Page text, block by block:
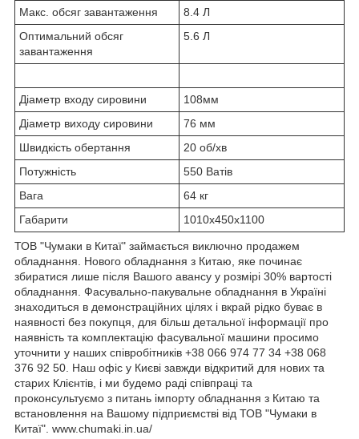
Макс. обсяг завантаження
8.4 Л
Оптимальний обсяг
завантаження
5.6 Л
Діаметр входу сировини
108мм
Діаметр виходу сировини
76 мм
Швидкість обертання
20 об/хв
Потужність
550 Ватів
Вага
64 кг
Габарити
1010х450х1100
ТОВ "Чумаки в Китаї" займається виключно продажем
обладнання. Нового обладнання з Китаю, яке починає
збиратися лише після Вашого авансу у розмірі 30% вартості
обладнання. Фасувально-пакувальне обладнання в Україні
знаходиться в демонстраційних цілях і вкрай рідко буває в
наявності без покупця, для більш детальної інформації про
наявність та комплектацію фасувальної машини просимо
уточнити у наших співробітників +38 066 974 77 34 +38 068
376 92 50. Наш офіс у Києві завжди відкритий для нових та
старих Клієнтів, і ми будемо раді співпраці та
проконсультуємо з питань імпорту обладнання з Китаю та
встановлення на Вашому підприємстві від ТОВ "Чумаки в
Китаї". www.chumaki.in.ua/